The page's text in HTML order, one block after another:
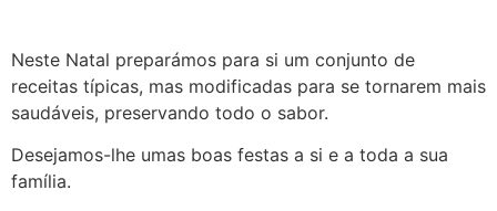
Neste Natal preparámos para si um conjunto de
receitas típicas, mas modificadas para se tornarem mais
saudáveis, preservando todo o sabor.
Desejamos-lhe umas boas festas a si e a toda a sua
família.